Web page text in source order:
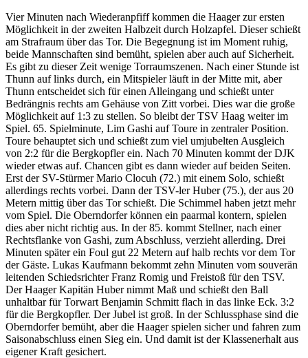
Vier Minuten nach Wiederanpfiff kommen die Haager zur ersten
Möglichkeit in der zweiten Halbzeit durch Holzapfel. Dieser schießt
am Strafraum über das Tor. Die Begegnung ist im Moment ruhig,
beide Mannschaften sind bemüht, spielen aber auch auf Sicherheit.
Es gibt zu dieser Zeit wenige Torraumszenen. Nach einer Stunde ist
Thunn auf links durch, ein Mitspieler läuft in der Mitte mit, aber
Thunn entscheidet sich für einen Alleingang und schießt unter
Bedrängnis rechts am Gehäuse von Zitt vorbei. Dies war die große
Möglichkeit auf 1:3 zu stellen. So bleibt der TSV Haag weiter im
Spiel. 65. Spielminute, Lim Gashi auf Toure in zentraler Position.
Toure behauptet sich und schießt zum viel umjubelten Ausgleich
von 2:2 für die Bergkopfler ein. Nach 70 Minuten kommt der DJK
wieder etwas auf. Chancen gibt es dann wieder auf beiden Seiten.
Erst der SV-Stürmer Mario Clocuh (72.) mit einem Solo, schießt
allerdings rechts vorbei. Dann der TSV-ler Huber (75.), der aus 20
Metern mittig über das Tor schießt. Die Schimmel haben jetzt mehr
vom Spiel. Die Oberndorfer können ein paarmal kontern, spielen
dies aber nicht richtig aus. In der 85. kommt Stellner, nach einer
Rechtsflanke von Gashi, zum Abschluss, verzieht allerding. Drei
Minuten später ein Foul gut 22 Metern auf halb rechts vor dem Tor
der Gäste. Lukas Kaufmann bekommt zehn Minuten vom souverän
leitenden Schiedsrichter Franz Romig und Freistoß für den TSV.
Der Haager Kapitän Huber nimmt Maß und schießt den Ball
unhaltbar für Torwart Benjamin Schmitt flach in das linke Eck. 3:2
für die Bergkopfler. Der Jubel ist groß. In der Schlussphase sind die
Oberndorfer bemüht, aber die Haager spielen sicher und fahren zum
Saisonabschluss einen Sieg ein. Und damit ist der Klassenerhalt aus
eigener Kraft gesichert.